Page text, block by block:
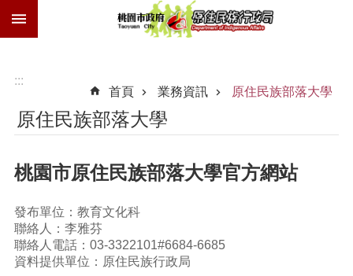
跳到主要內容區塊
金
技
證
時
祭
儀
交
:::
首頁
業務資訊 原住民族部落大學
原住民族部落大學
桃園市原住民族部落大學官方網站
發布單位：教育文化科
聯絡人：李雅芬
聯絡人電話：03-3322101#6684-6685
資料提供單位：原住民族行政局